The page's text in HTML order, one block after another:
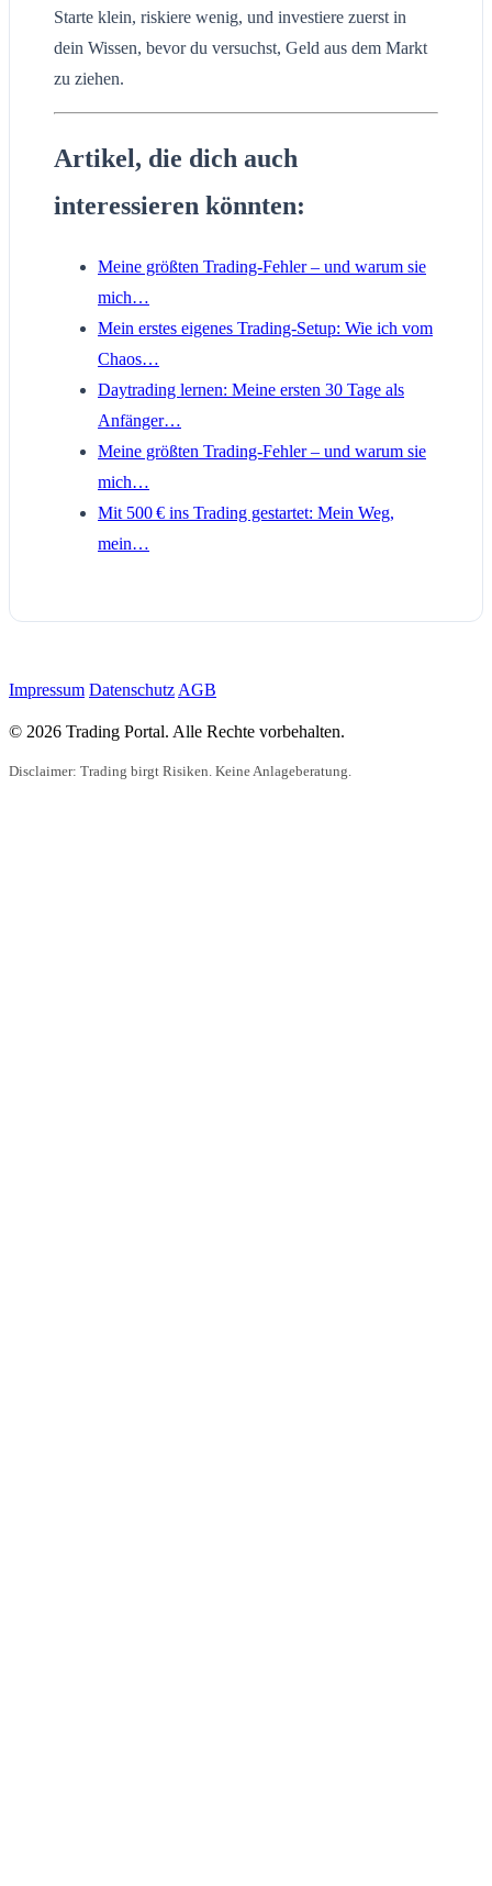
Starte klein, riskiere wenig, und investiere zuerst in
dein Wissen, bevor du versuchst, Geld aus dem Markt
zu ziehen.
Artikel, die dich auch
interessieren könnten:
Meine größten Trading-Fehler – und warum sie
mich…
Mein erstes eigenes Trading-Setup: Wie ich vom
Chaos…
Daytrading lernen: Meine ersten 30 Tage als
Anfänger…
Meine größten Trading-Fehler – und warum sie
mich…
Mit 500 € ins Trading gestartet: Mein Weg,
mein…
Impressum Datenschutz AGB
© 2026 Trading Portal. Alle Rechte vorbehalten.
Disclaimer: Trading birgt Risiken. Keine Anlageberatung.